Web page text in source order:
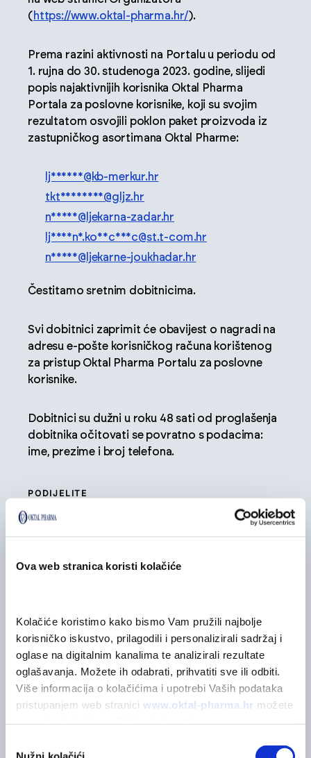
Ova web stranica koristi kolačiće
Kolačiće koristimo kako bismo Vam pružili najbolje
korisničko iskustvo, prilagodili i personalizirali sadržaj i
oglase na digitalnim kanalima te analizirali rezultate
oglašavanja. Možete ih odabrati, prihvatiti sve ili odbiti.
Više informacija o kolačićima i upotrebi Vaših podataka
pristupanjem web stranici www.oktal-pharma.hr možete
( https://www.oktal-pharma.hr/).
Prema razini aktivnosti na Portalu u periodu od
1. rujna do 30. studenoga 2023. godine, slijedi
popis najaktivnijih korisnika Oktal Pharma
Portala za poslovne korisnike, koji su svojim
rezultatom osvojili poklon paket proizvoda iz
zastupničkog asortimana Oktal Pharme:
lj******@kb-merkur.hr
tkt********@gljz.hr
n*****@ljekarna-zadar.hr
lj****n*.ko**c***c@st.t-com.hr
n*****@ljekarne-joukhadar.hr
Čestitamo sretnim dobitnicima.
Svi dobitnici zaprimit će obavijest o nagradi na
adresu e-pošte korisničkog računa korištenog
za pristup Oktal Pharma Portalu za poslovne
korisnike.
Dobitnici su dužni u roku 48 sati od proglašenja
dobitnika očitovati se povratno s podacima:
ime, prezime i broj telefona.
PODIJELITE
Možda će vas zanimati...